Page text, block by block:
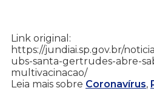
Link original:
https://jundiai.sp.gov.br/
ubs-santa-gertrudes-abre-
multivacinacao/
Leia mais sobre Coronavírus,